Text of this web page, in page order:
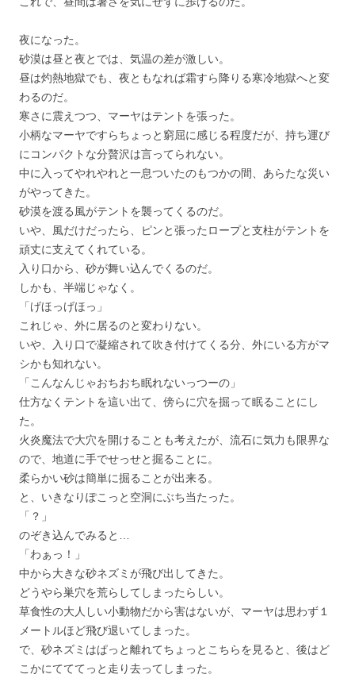
夜になった。
砂漠は昼と夜とでは、気温の差が激しい。
昼は灼熱地獄でも、夜ともなれば霜すら降りる寒冷地獄へと変
わるのだ。
寒さに震えつつ、マーヤはテントを張った。
小柄なマーヤですらちょっと窮屈に感じる程度だが、持ち運び
にコンパクトな分贅沢は言ってられない。
中に入ってやれやれと一息ついたのもつかの間、あらたな災い
がやってきた。
砂漠を渡る風がテントを襲ってくるのだ。
いや、風だけだったら、ピンと張ったロープと支柱がテントを
頑丈に支えてくれている。
入り口から、砂が舞い込んでくるのだ。
しかも、半端じゃなく。
「げほっげほっ」
これじゃ、外に居るのと変わりない。
いや、入り口で凝縮されて吹き付けてくる分、外にいる方がマ
シかも知れない。
「こんなんじゃおちおち眠れないっつーの」
仕方なくテントを這い出て、傍らに穴を掘って眠ることにし
た。
火炎魔法で大穴を開けることも考えたが、流石に気力も限界な
ので、地道に手でせっせと掘ることに。
柔らかい砂は簡単に掘ることが出来る。
と、いきなりぽこっと空洞にぶち当たった。
「？」
のぞき込んでみると…
「わぁっ！」
中から大きな砂ネズミが飛び出してきた。
どうやら巣穴を荒らしてしまったらしい。
草食性の大人しい小動物だから害はないが、マーヤは思わず１
メートルほど飛び退いてしまった。
で、砂ネズミはぱっと離れてちょっとこちらを見ると、後はど
こかにてててっと走り去ってしまった。